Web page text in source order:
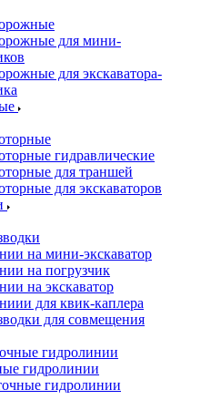
для мини-
для экскаватора-
гидравлические
для траншей
для экскаваторов
на мини-экскаватор
на погрузчик
на экскаватор
для квик-каплера
для совмещения
гидролинии
гидролинии
гидролинии